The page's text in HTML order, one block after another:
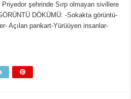
şehrinde Sırp olmayan sivillere
DÖKÜMÜ: -Sokakta görüntü-
Açılan pankart-Yürüüyen insanlar-